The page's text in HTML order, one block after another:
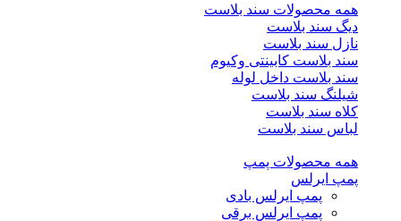
همه محصولات سند بلاست
دیگ سند بلاست
نازل سند بلاست
سند بلاست کابینتی وکیوم
سند بلاست داخل لوله
شیلنگ سند بلاست
کلاه سند بلاست
لباس سند بلاست
همه محصولات پمپ
پمپ ایرلس
پمپ ایرلس بادی
پمپ ایرلس برقی